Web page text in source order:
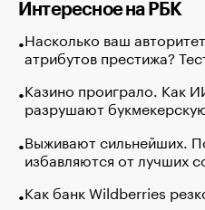
Интересное на РБК
Насколько ваш
атрибутов престижа?
Казино проиграло. Как
разрушают
Выживают сильнейших.
избавляются от лучших
Как банк Wildberries